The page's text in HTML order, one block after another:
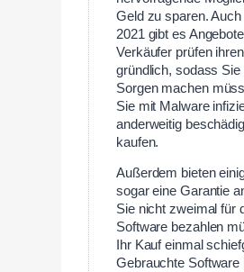
Geld zu sparen.
2021 gibt es
Verkäufer prüfen
gründlich, sodass
Sorgen machen
Sie mit Malware
anderweitig
kaufen.
Außerdem bieten
sogar eine Garantie
Sie nicht zweimal für
Software bezahlen
Ihr Kauf einmal
Gebrauchte Software